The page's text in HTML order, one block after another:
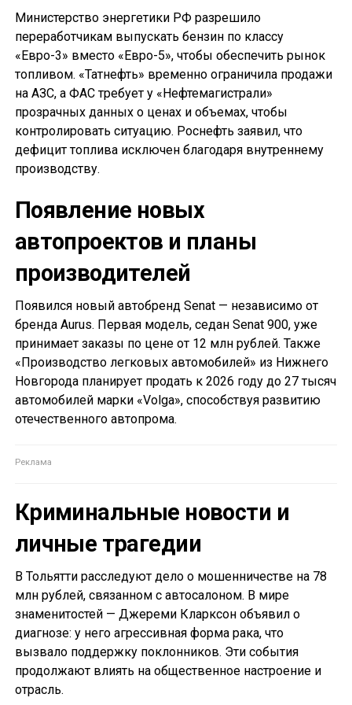
Министерство энергетики РФ разрешило
переработчикам выпускать бензин по классу
«Евро-3» вместо «Евро-5», чтобы обеспечить рынок
топливом. «Татнефть» временно ограничила продажи
на АЗС, а ФАС требует у «Нефтемагистрали»
прозрачных данных о ценах и объемах, чтобы
контролировать ситуацию. Роснефть заявил, что
дефицит топлива исключен благодаря внутреннему
производству.
Появление новых
автопроектов и планы
производителей
Появился новый автобренд Senat — независимо от
бренда Aurus. Первая модель, седан Senat 900, уже
принимает заказы по цене от 12 млн рублей. Также
«Производство легковых автомобилей» из Нижнего
Новгорода планирует продать к 2026 году до 27 тысяч
автомобилей марки «Volga», способствуя развитию
отечественного автопрома.
Криминальные новости и
личные трагедии
В Тольятти расследуют дело о мошенничестве на 78
млн рублей, связанном с автосалоном. В мире
знаменитостей — Джереми Кларксон объявил о
диагнозе: у него агрессивная форма рака, что
вызвало поддержку поклонников. Эти события
продолжают влиять на общественное настроение и
отрасль.